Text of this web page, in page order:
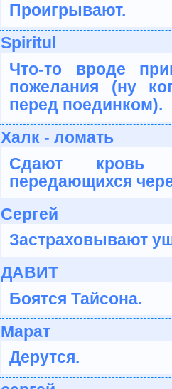
Проигрывают.
Spiritul
Что-то вроде
пожелания (ну
перед поединком).
Халк - ломать
Сдают кровь
передающихся
Сергей
Застраховывают
ДАВИТ
Боятся Тайсона.
Марат
Дерутся.